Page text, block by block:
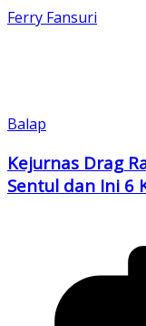
Ferry Fansuri
Balap
Kejurnas Drag
Sentul dan Ini 6